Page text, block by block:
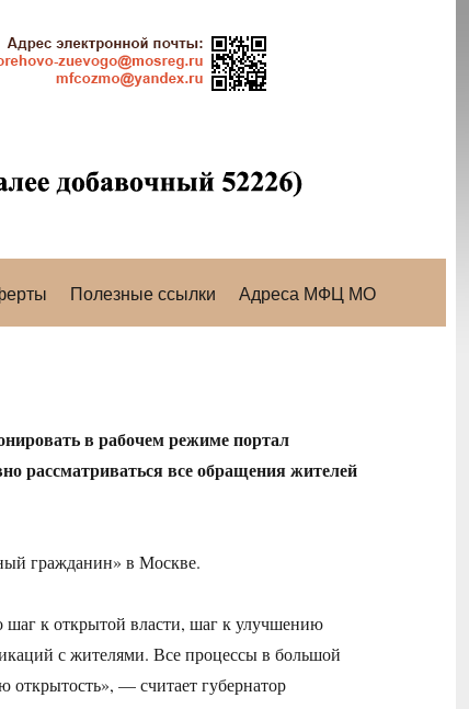
Полезные ссылки Адреса МФЦ МО
в рабочем режиме портал
рассматриваться все обращения жителей
гражданин» в Москве.
шаг к открытой власти, шаг к улучшению
с жителями. Все процессы в большой
открытость», — считает губернатор